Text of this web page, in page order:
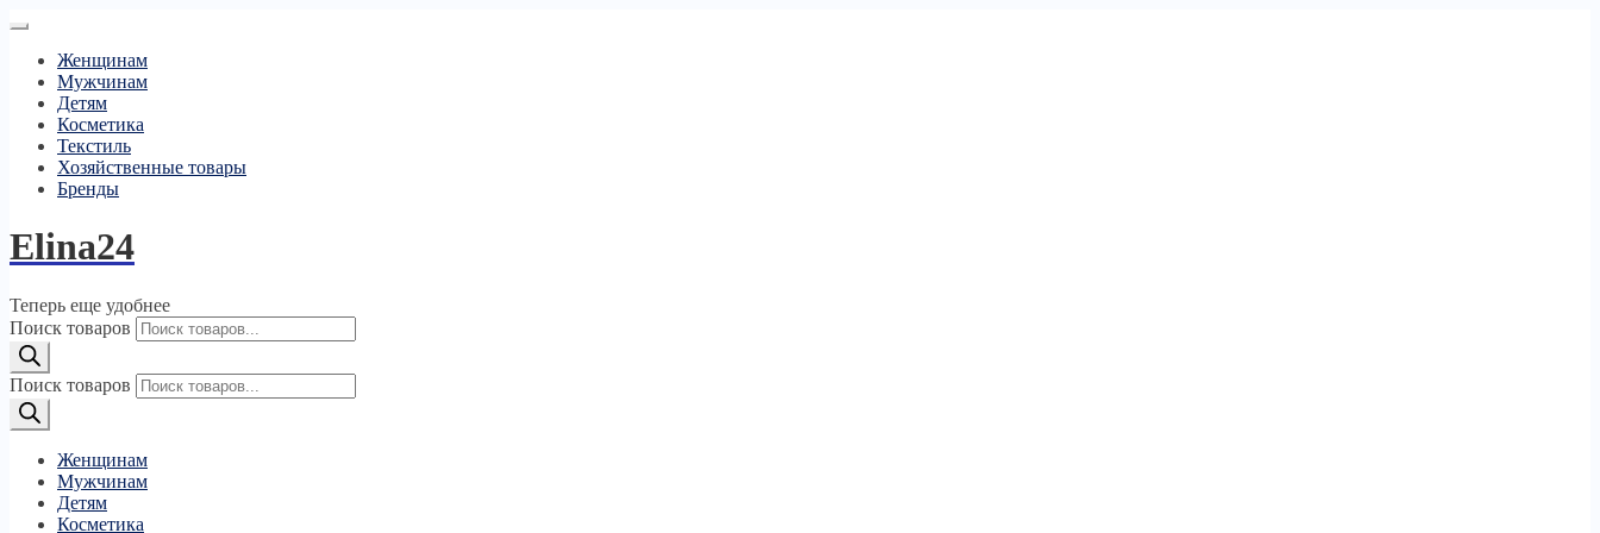
Женщинам
Мужчинам
Детям
Косметика
Текстиль
Хозяйственные товары
Бренды
Elina24
Теперь еще удобнее
Поиск товаров
Поиск товаров
Женщинам
Мужчинам
Детям
Косметика